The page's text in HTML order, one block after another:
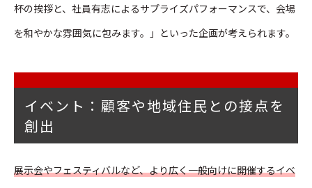
杯の挨拶と、社員有志によるサプライズパフォーマンスで、会場
を和やかな雰囲気に包みます。
」といった企画が考えられます。
イベント：顧客や地域住民との接点を
創出
展示会やフェスティバルなど、より広く一般向けに開催するイベ